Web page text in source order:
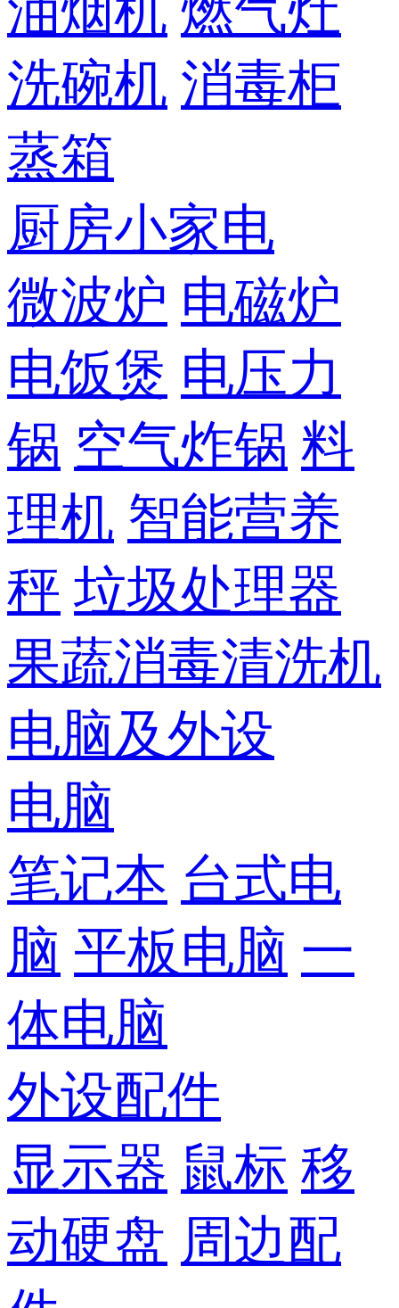
油烟机 燃气灶
洗碗机 消毒柜
蒸箱
厨房小家电
微波炉 电磁炉
电饭煲 电压力
锅 空气炸锅 料
理机 智能营养
秤 垃圾处理器
果蔬消毒清洗机
电脑及外设
电脑
笔记本 台式电
脑 平板电脑 一
体电脑
外设配件
显示器 鼠标 移
动硬盘 周边配